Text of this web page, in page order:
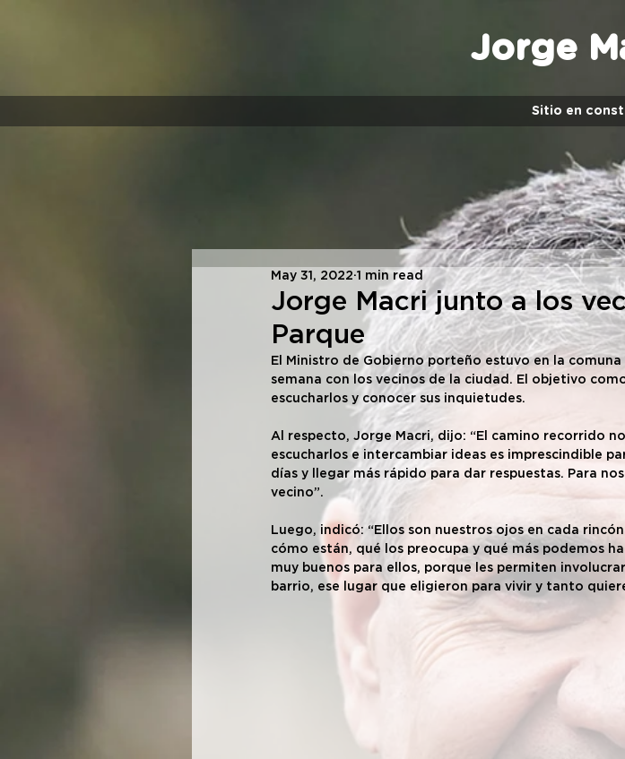
Jorge
Sitio en
Jorge Macri junto a los
Parque
May 31, 2022 1 min read
El Ministro de Gobierno porteño estuvo en la
semana con los vecinos de la ciudad. El objetivo
escucharlos y conocer sus inquietudes.
Al respecto, Jorge Macri, dijo: “El camino recorrido
escucharlos e intercambiar ideas es imprescindible
días y llegar más rápido para dar respuestas. Para
vecino”.
Luego, indicó: “Ellos son nuestros ojos en cada
cómo están, qué los preocupa y qué más podemos
muy buenos para ellos, porque les permiten
barrio, ese lugar que eligieron para vivir y tanto